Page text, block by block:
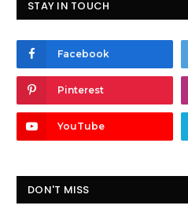
STAY IN TOUCH
Facebook
Pinterest
YouTube
DON'T MISS